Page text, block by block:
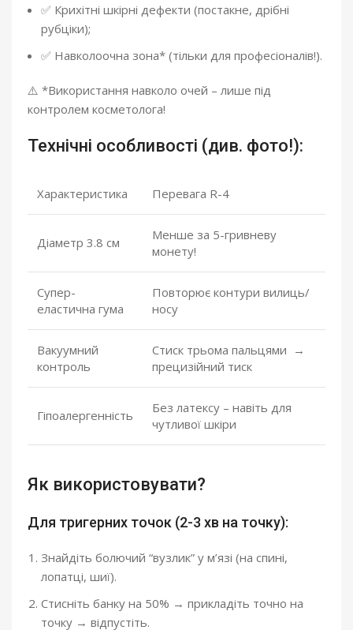
✅ Крихітні шкірні дефекти (постакне, дрібні
рубціки);
✅ Навколоочна зона* (тільки для професіоналів!).
⚠️ *Використання навколо очей – лише під
контролем косметолога!
Технічні особливості (див. фото!):
Характеристика Перевага R-4
Діаметр 3.8 см
Менше за 5-гривневу
монету!
Супер-
еластична гума
Повторює контури вилиць/
носу
Вакуумний
контроль
Стиск трьома пальцями →
прецизійний тиск
Гіпоалергенність
Без латексу – навіть для
чутливої шкіри
Як використовувати?
Для тригерних точок (2-3 хв на точку):
Знайдіть болючий “вузлик” у м’язі (на спині,
лопатці, шиї).
Стисніть банку на 50% → прикладіть точно на
точку → відпустіть.